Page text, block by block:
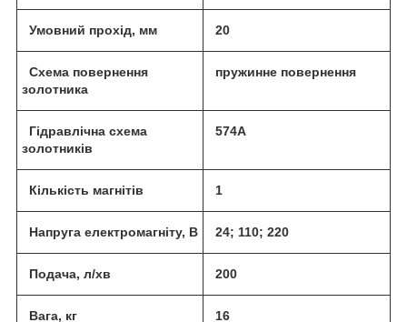
Умовний прохід, мм 20
Схема повернення
золотника
пружинне повернення
Гідравлічна схема
золотників
574А
Кількість магнітів 1
Напруга електромагніту, В 24; 110; 220
Подача, л/хв 200
Вага, кг 16